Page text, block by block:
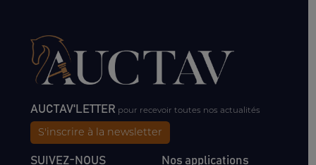
AUCTAV'LETTER pour recevoir toutes nos actualités
S'inscrire à la newsletter
SUIVEZ-NOUS Nos applications